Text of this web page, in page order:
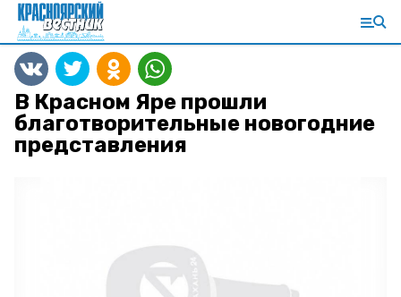
В Красном Яре прошли
благотворительные новогодние
представления